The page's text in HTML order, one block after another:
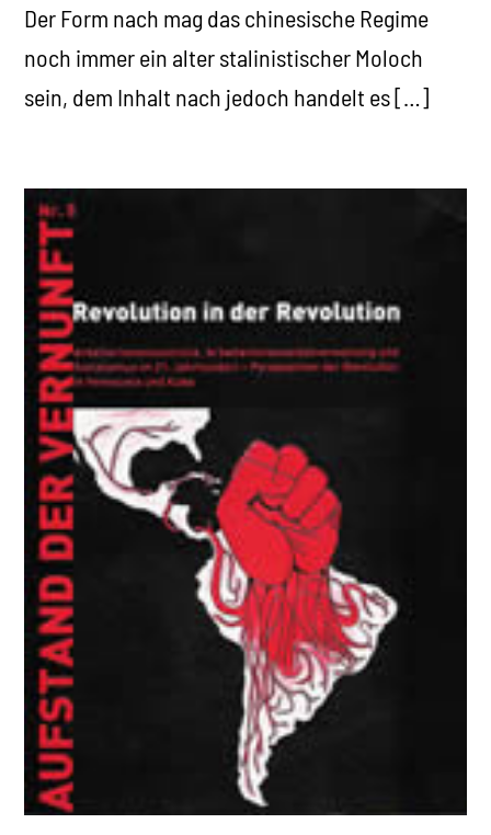
Der Form nach mag das chinesische Regime
noch immer ein alter stalinistischer Moloch
sein, dem Inhalt nach jedoch handelt es […]